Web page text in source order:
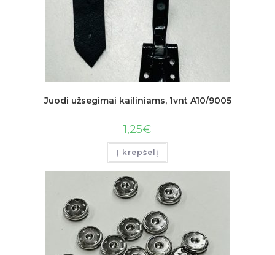
Juodi užsegimai kailiniams, 1vnt A10/9005
1,25€
Į krepšelį